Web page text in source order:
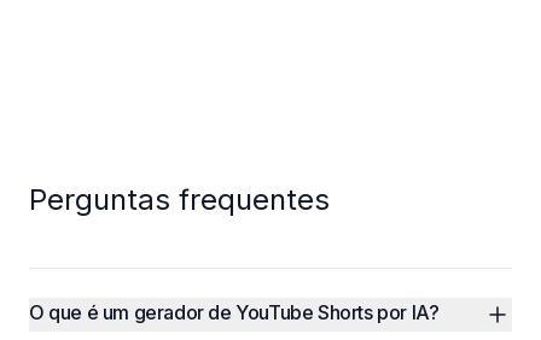
Perguntas frequentes
O que é um gerador de YouTube Shorts por IA?